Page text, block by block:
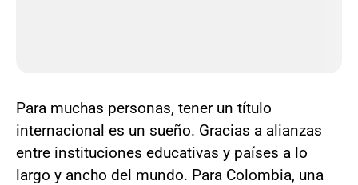
Para muchas personas, tener un título
internacional es un sueño. Gracias a alianzas
entre instituciones educativas y países a lo
largo y ancho del mundo. Para Colombia, una